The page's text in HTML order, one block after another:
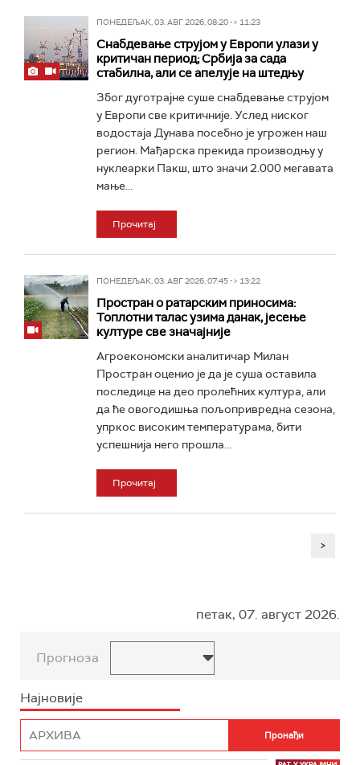
ПОНЕДЕЉАК, 03. АВГ 2026, 08:20 -> 11:23
Снабдевање струјом у Европи улази у
критичан период; Србија за сада
стабилна, али се апелује на штедњу
Због дуготрајне суше снабдевање струјом
у Европи све критичније. Услед ниског
водостаја Дунава посебно је угрожен наш
регион. Мађарска прекида производњу у
нуклеарки Пакш, што значи 2.000 мегавата
мање...
Прочитај
ПОНЕДЕЉАК, 03. АВГ 2026, 07:45 -> 13:22
Простран о ратарским приносима:
Топлотни талас узима данак, јесење
културе све значајније
Агроекономски аналитичар Милан
Простран оценио је да је суша оставила
последице на део пролећних култура, али
да ће овогодишња пољопривредна сезона,
упркос високим температурама, бити
успешнија него прошла...
Прочитај
>
петак, 07. август 2026.
Прогноза
Најновије